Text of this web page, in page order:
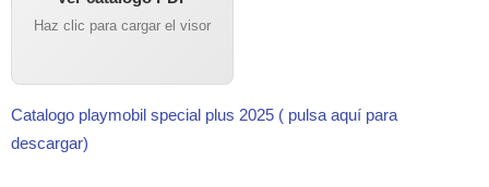
Haz clic para cargar el visor
Catalogo playmobil special plus 2025 ( pulsa aquí para
descargar)